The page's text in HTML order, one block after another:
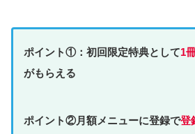
ポイント①：初回限定特典として1
がもらえる
ポイント②月額メニューに登録で登